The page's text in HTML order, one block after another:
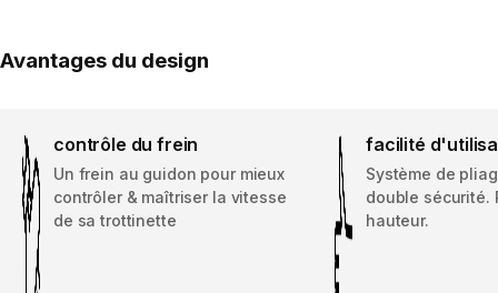
Avantages du design
contrôle du frein
Un frein au guidon pour mieux
contrôler & maîtriser la vitesse
de sa trottinette
facilité
Système de
double sécurité.
hauteur.